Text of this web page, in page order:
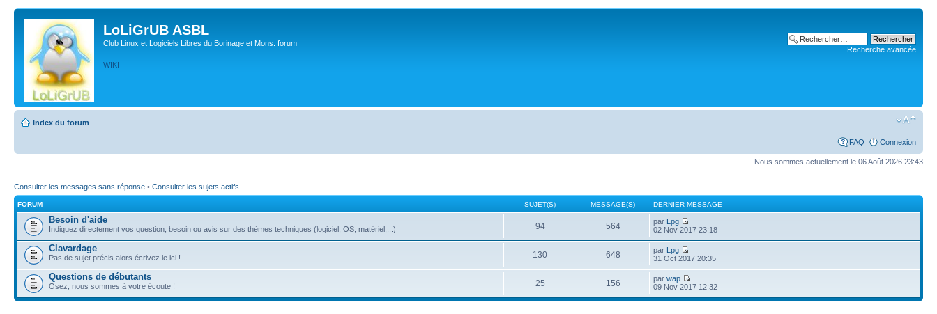
LoLiGrUB ASBL
Club Linux et Logiciels Libres du Borinage et Mons: forum
WIKI
Recherche avancée
Index du forum
FAQ Connexion
Nous sommes actuellement le 06 Août 2026 23:43
Consulter les messages sans réponse • Consulter les sujets actifs
FORUM SUJET(S) MESSAGE(S) DERNIER MESSAGE
Besoin d'aide
Indiquez directement vos question, besoin ou avis sur des thèmes techniques (logiciel, OS, matériel,...) 94 564 par Lpg
02 Nov 2017 23:18
Clavardage
Pas de sujet précis alors écrivez le ici ! 130 648 par Lpg
31 Oct 2017 20:35
Questions de débutants
Osez, nous sommes à votre écoute ! 25 156 parwap
09 Nov 2017 12:32